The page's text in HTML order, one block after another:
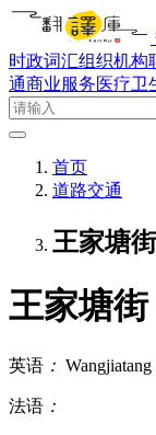
时政词汇组织机构
通商业服务医疗卫
首页
道路交通
王家塘街
王家塘街
英语 ： Wangjiatang
法语 ：